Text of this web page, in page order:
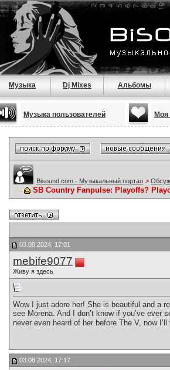
Музыка Dj Mixes Альбомы
Музыка пользователей Моя
Bisound.com - Музыкальный портал >
SB Country Fanpulse: Playoffs?
03.08.2024, 17:01
mebife9077
Живу я здесь
Wow I just adore her! She is beautiful and a
see Morena. And I don’t know if you’ve
never even heard of her before The V, now
03.08.2024, 17:17